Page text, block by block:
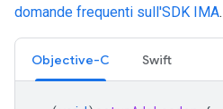
domande frequenti sull'SDK IMA.
Objective-C Swift